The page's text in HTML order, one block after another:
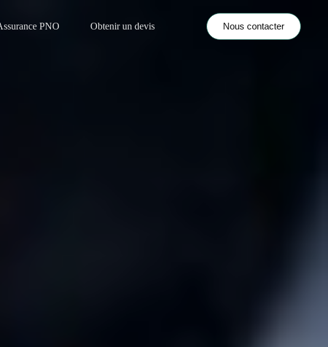
PNO Obtenir un devis Nous contacter